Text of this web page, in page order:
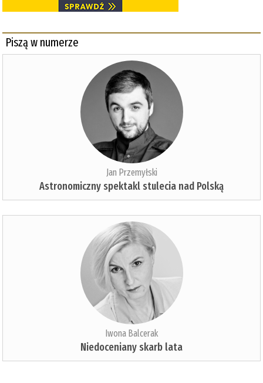
Piszą w numerze
Jan Przemyłski
Astronomiczny spektakl stulecia nad Polską
Iwona Balcerak
Niedoceniany skarb lata